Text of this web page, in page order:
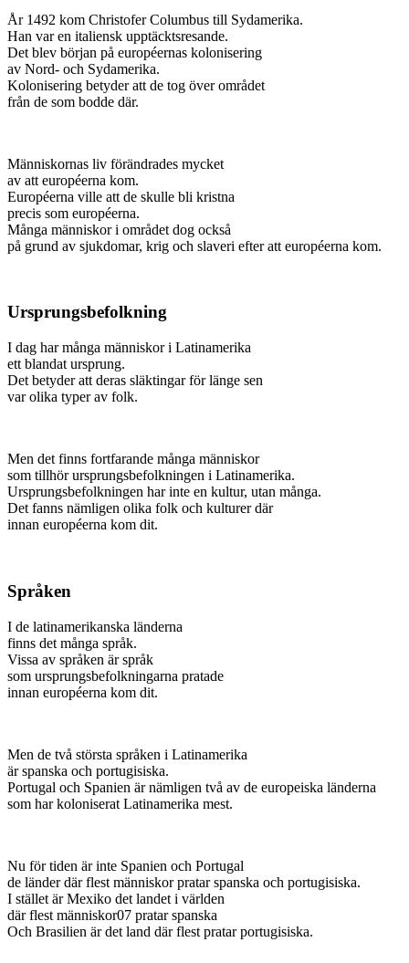
År 1492 kom Christofer Columbus till Sydamerika.
Han var en italiensk upptäcktsresande.
Det blev början på européernas kolonisering
av Nord- och Sydamerika.
Kolonisering betyder att de tog över området
från de som bodde där.
Människornas liv förändrades mycket
av att européerna kom.
Européerna ville att de skulle bli kristna
precis som européerna.
Många människor i området dog också
på grund av sjukdomar, krig och slaveri efter att européerna kom.
Ursprungsbefolkning
I dag har många människor i Latinamerika
ett blandat ursprung.
Det betyder att deras släktingar för länge sen
var olika typer av folk.
Men det finns fortfarande många människor
som tillhör ursprungsbefolkningen i Latinamerika.
Ursprungsbefolkningen har inte en kultur, utan många.
Det fanns nämligen olika folk och kulturer där
innan européerna kom dit.
Språken
I de latinamerikanska länderna
finns det många språk.
Vissa av språken är språk
som ursprungsbefolkningarna pratade
innan européerna kom dit.
Men de två största språken i Latinamerika
är spanska och portugisiska.
Portugal och Spanien är nämligen två av de europeiska länderna
som har koloniserat Latinamerika mest.
Nu för tiden är inte Spanien och Portugal
de länder där flest människor pratar spanska och portugisiska.
I stället är Mexiko det landet i världen
där flest människor07 pratar spanska
Och Brasilien är det land där flest pratar portugisiska.